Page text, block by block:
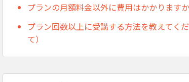
プランの月額料金以外に費用はかかります
プラン回数以上に受講する方法を教えてく
て）